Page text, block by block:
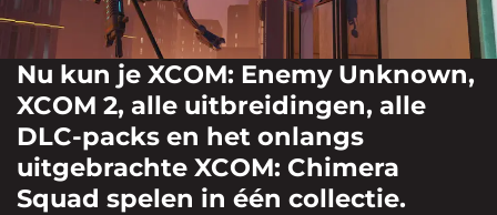
Nu kun je XCOM: Enemy Unknown,
XCOM 2, alle uitbreidingen, alle
DLC-packs en het onlangs
uitgebrachte XCOM: Chimera
Squad spelen in één collectie.